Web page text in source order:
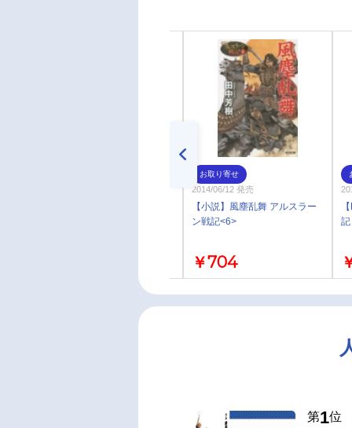
お取り寄せ
2014/06/12 発売
【小説】風塵乱舞 アルスラー
ン戦記<6>
￥704
第1位